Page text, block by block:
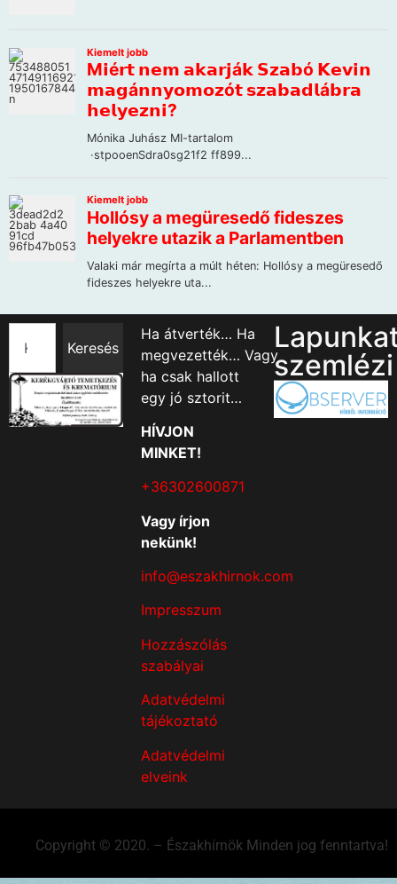
Keresés
Ha átverték… Ha
megvezették… Vagy
ha csak hallott
egy jó sztorit…
HÍVJON
MINKET!
+36302600871
Vagy írjon
nekünk!
info@eszakhirnok.com
Impresszum
Hozzászólás
szabályai
Adatvédelmi
tájékoztató
Adatvédelmi
elveink
szemlézi
Copyright © 2020. – Északhírnök Minden jog fenntartva!